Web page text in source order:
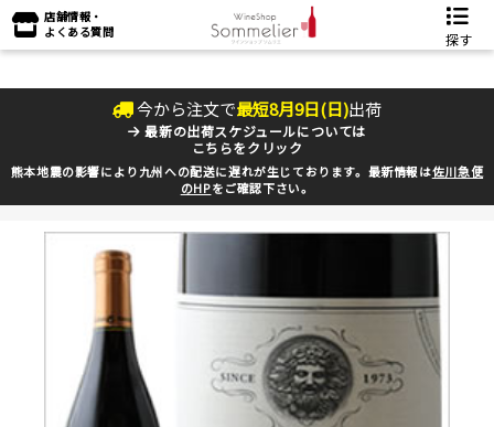
店舗情報・
よくある質問
探す
今から注文で最短8月9日(日)出荷
最新の出荷スケジュールについては
こちらをクリック
熊本地震の影響により九州への配送に遅れが生じております。最新情報は佐川急便
のHPをご確認下さい。